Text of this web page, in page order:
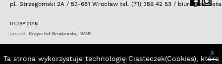
pl. Strzegomski 2A / 53-681 Wrocław tel. (71) 356 42 53 /
DTZSP 2016
x
Ta strona wykorzystuje technologię Ciasteczek(Cookies), która